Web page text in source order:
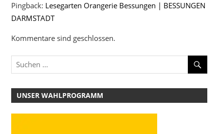
Pingback: Lesegarten Orangerie Bessungen | BESSUNGEN
DARMSTADT
Kommentare sind geschlossen.
UNSER WAHLPROGRAMM